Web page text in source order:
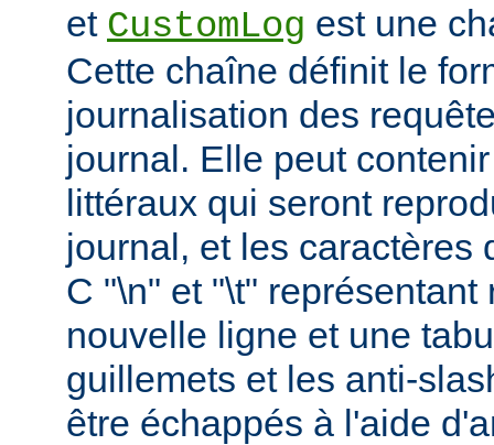
et CustomLog est une
Cette chaîne définit le
journalisation des
journal. Elle peut
littéraux qui seront
journal, et les caractères
C "\n" et "\t"
nouvelle ligne et une
guillemets et les anti-
être échappés à l'aide